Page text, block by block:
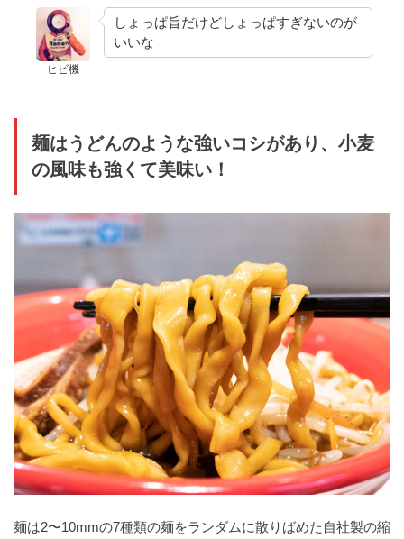
ヒビ機
しょっぱ旨だけどしょっぱすぎないのが
いいな
麺はうどんのような強いコシがあり、小麦
の風味も強くて美味い！
麺は2〜10mmの7種類の麺をランダムに散りばめた自社製の縮